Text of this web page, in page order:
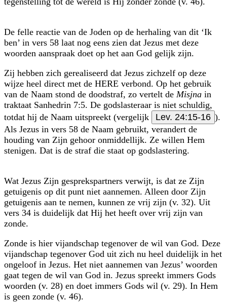
De felle reactie van de Joden op de herhaling van dit ‘Ik
ben’ in vers 58 laat nog eens zien dat Jezus met deze
woorden aanspraak doet op het aan God gelijk zijn.
Zij hebben zich gerealiseerd dat Jezus zichzelf op deze
wijze heel direct met de HERE verbond. Op het gebruik
van de Naam stond de doodstraf, zo vertelt de Misjna in
traktaat Sanhedrin 7:5. De godslasteraar is niet schuldig,
totdat hij de Naam uit­spreekt (vergelijk
Lev. 24:15-16 ).
Als Jezus in vers 58 de Naam gebruikt, verandert de
houding van Zijn gehoor onmiddellijk. Ze willen Hem
stenigen. Dat is de straf die staat op godslastering.
Wat Jezus Zijn gesprekspartners verwijt, is dat ze Zijn
getuigenis op dit punt niet aannemen. Alleen door Zijn
getuigenis aan te nemen, kunnen ze vrij zijn (v. 32). Uit
vers 34 is duidelijk dat Hij het heeft over vrij zijn van
zonde.
Zonde is hier vijandschap tegenover de wil van God. Deze
vijandschap tegen­over God uit zich nu heel duidelijk in het
ongeloof in Jezus. Het niet aannemen van Jezus’ woorden
gaat tegen de wil van God in. Jezus spreekt immers Gods
woorden (v. 28) en doet immers Gods wil (v. 29). In Hem
is geen zonde (v. 46).